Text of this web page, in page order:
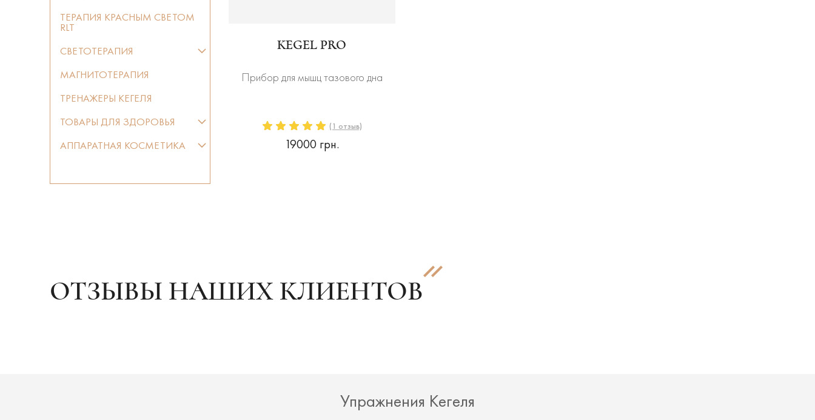
ТЕРАПИЯ КРАСНЫМ СВЕТОМ
RLT
СВЕТОТЕРАПИЯ
МАГНИТОТЕРАПИЯ
ТРЕНАЖЕРЫ КЕГЕЛЯ
ТОВАРЫ ДЛЯ ЗДОРОВЬЯ
АППАРАТНАЯ КОСМЕТИКА
KEGEL PRO
Прибор для мышц тазового дна
(1 отзыв)
19000 грн.
ОТЗЫВЫ НАШИХ КЛИЕНТОВ
Упражнения Кегеля